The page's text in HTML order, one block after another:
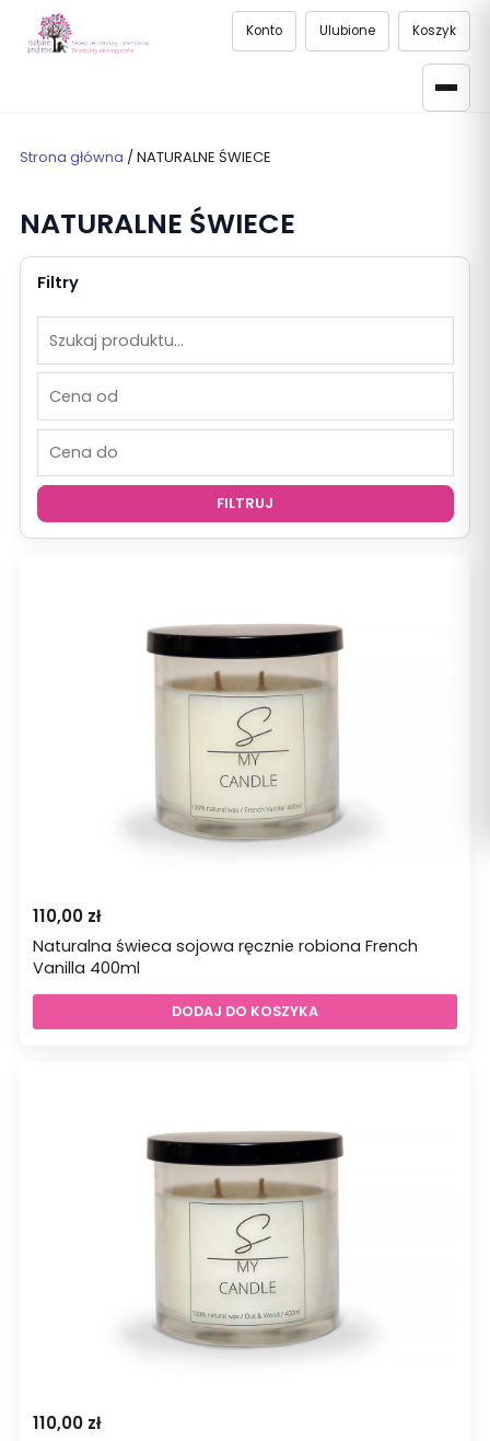
Konto Ulubione Koszyk
Strona główna / NATURALNE ŚWIECE
NATURALNE ŚWIECE
Filtry
produktów
od
do
FILTRUJ
110,00 zł
Naturalna świeca sojowa ręcznie robiona French
Vanilla 400ml
DODAJ DO KOSZYKA
110,00 zł